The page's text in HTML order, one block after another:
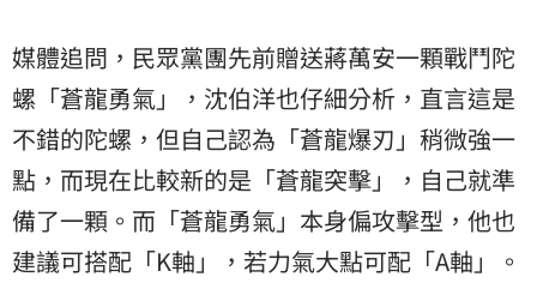
媒體追問，民眾黨團先前贈送蔣萬安一顆戰鬥陀
螺「蒼龍勇氣」，沈伯洋也仔細分析，直言這是
不錯的陀螺，但自己認為「蒼龍爆刃」稍微強一
點，而現在比較新的是「蒼龍突擊」，自己就準
備了一顆。而「蒼龍勇氣」本身偏攻擊型，他也
建議可搭配「K軸」，若力氣大點可配「A軸」。